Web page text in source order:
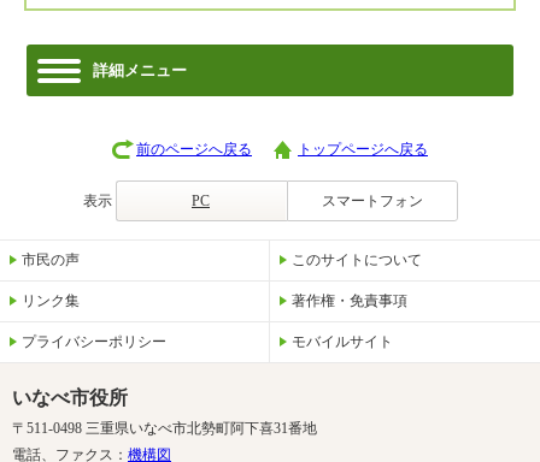
詳細メニュー
前のページへ戻る トップページへ戻る
表示 PC スマートフォン
市民の声 このサイトについて
リンク集 著作権・免責事項
プライバシーポリシー モバイルサイト
いなべ市役所
〒511-0498 三重県いなべ市北勢町阿下喜31番地
電話、ファクス： 機構図